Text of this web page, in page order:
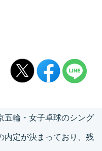
五輪・女子卓球のシング
内定が決まっており、残